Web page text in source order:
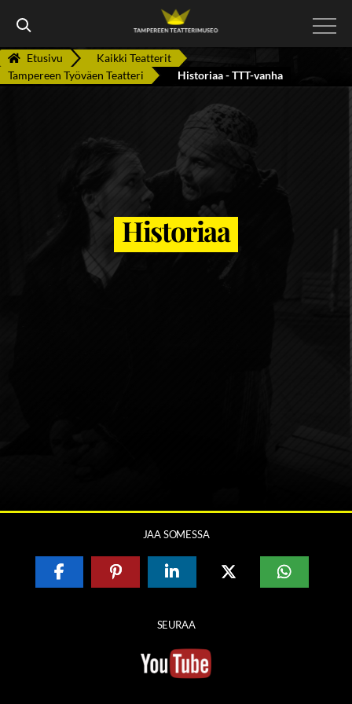
 Etusivu
Kaikki Teatterit
Tampereen Työväen Teatteri
Historiaa - TTT-vanha
Historiaa
JAA SOMESSA
SEURAA